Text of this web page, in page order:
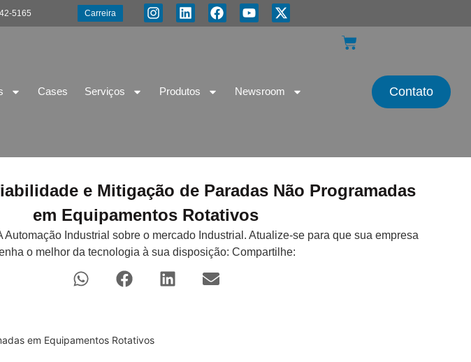
5165 Carreira
Cases Serviços Produtos Newsroom Contato
e Mitigação de Paradas Não Programadas
em Equipamentos Rotativos
Automação Industrial sobre o mercado Industrial. Atualize-se para que sua empresa
o melhor da tecnologia à sua disposição: Compartilhe:
em Equipamentos Rotativos